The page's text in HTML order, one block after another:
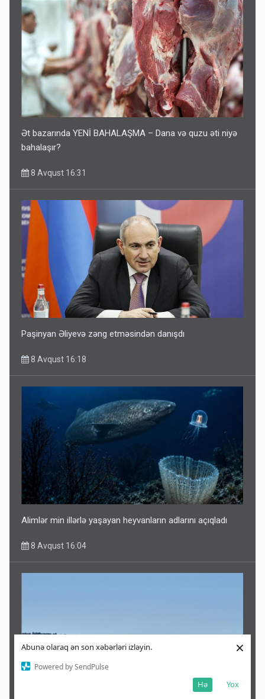
Abunə olaraq ən son xəbərləri izləyin.
Powered by SendPulse
Yox
Hə
×
Ət bazarında YENİ BAHALAŞMA – Dana və quzu əti niyə
bahalaşır?
8 Avqust 16:31
Paşinyan Əliyevə zəng etməsindən danışdı
8 Avqust 16:18
Alimlər min illərlə yaşayan heyvanların adlarını açıqladı
8 Avqust 16:04